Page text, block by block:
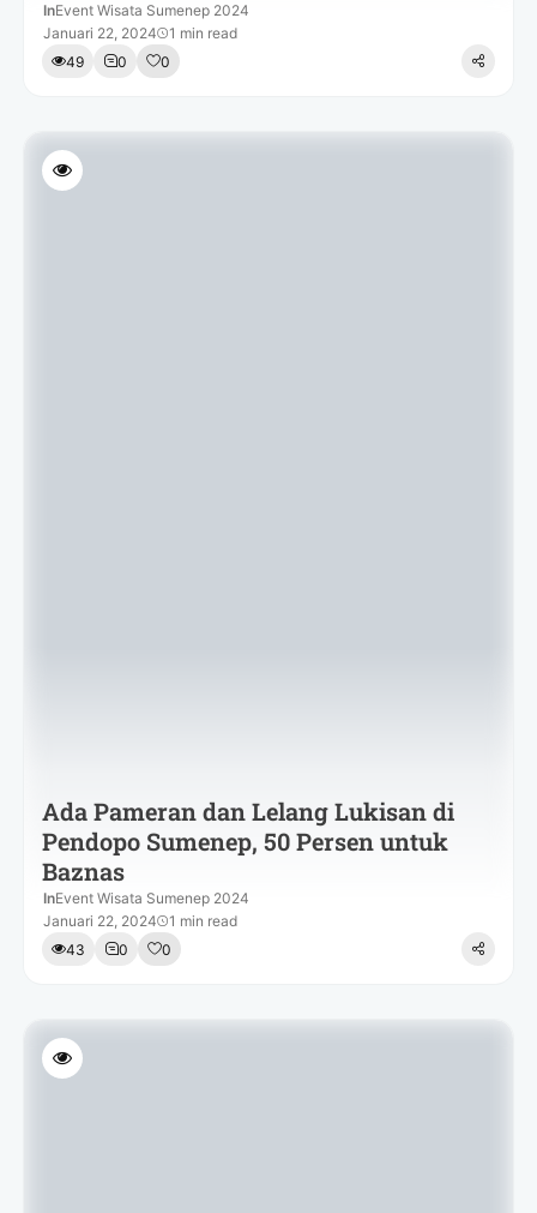
InEvent Wisata Sumenep 2024
Januari 22, 2024
1 min read
49
0 0
Ada Pameran dan Lelang Lukisan di
Pendopo Sumenep, 50 Persen untuk
Baznas
InEvent Wisata Sumenep 2024
Januari 22, 2024
1 min read
43
0 0